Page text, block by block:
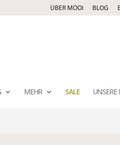
ÜBER MOOI BLOG
MEHR SALE